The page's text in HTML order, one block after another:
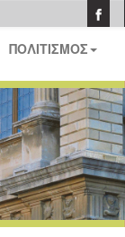
ΠΟΛΙΤΙΣΜΟΣ